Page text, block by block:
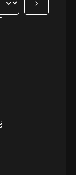
Suivant